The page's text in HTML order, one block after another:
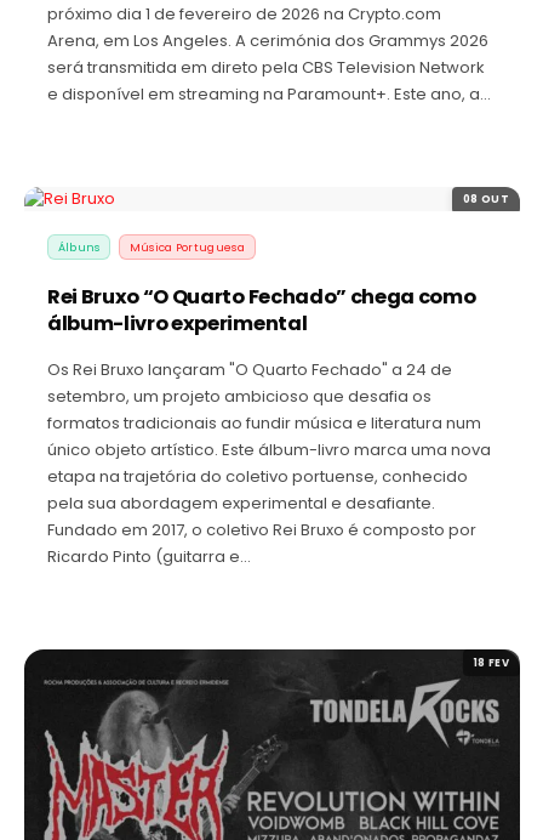
próximo dia 1 de fevereiro de 2026 na Crypto.com
Arena, em Los Angeles. A cerimónia dos Grammys 2026
será transmitida em direto pela CBS Television Network
e disponível em streaming na Paramount+. Este ano, a…
08 OUT
Álbuns Música Portuguesa
Rei Bruxo “O Quarto Fechado” chega como
álbum-livro experimental
Os Rei Bruxo lançaram "O Quarto Fechado" a 24 de
setembro, um projeto ambicioso que desafia os
formatos tradicionais ao fundir música e literatura num
único objeto artístico. Este álbum-livro marca uma nova
etapa na trajetória do coletivo portuense, conhecido
pela sua abordagem experimental e desafiante.
Fundado em 2017, o coletivo Rei Bruxo é composto por
Ricardo Pinto (guitarra e…
18 FEV